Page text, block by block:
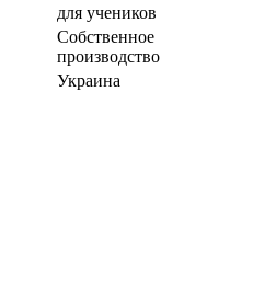
для учеников
Собственное
производство
Украина